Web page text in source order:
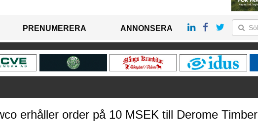
PRENUMERERA ANNONSERA
erhåller order på 10 MSEK till Derome Timber